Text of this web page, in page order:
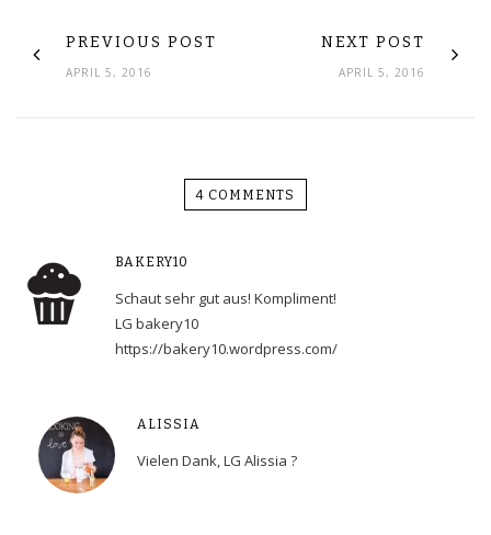
PREVIOUS POST
APRIL 5, 2016
NEXT POST
APRIL 5, 2016
4 COMMENTS
BAKERY10
Schaut sehr gut aus! Kompliment!
LG bakery10
https://bakery10.wordpress.com/
ALISSIA
Vielen Dank, LG Alissia ?